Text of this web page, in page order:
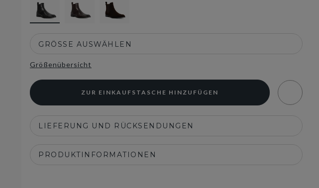
GRÖSSE AUSWÄHLEN
Größenübersicht
ZUR EINKAUFSTASCHE HINZUFÜGEN
LIEFERUNG UND RÜCKSENDUNGEN
PRODUKTINFORMATIONEN